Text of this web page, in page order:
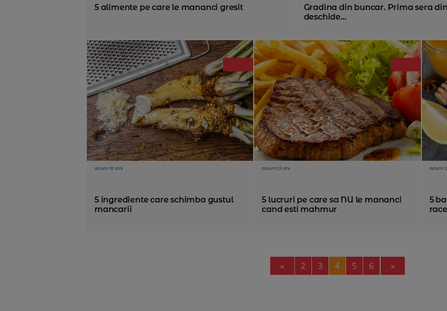
5 alimente pe care le mananci gresit
Gradina din buncar. Prima sera
deschide...
acum 12 ani
5 ingrediente care schimba gustul
mancarii
acum 12 ani
5 lucruri pe care sa NU le mananci
cand esti mahmur
acum
5
« Previous
2 3 4 5 6 »